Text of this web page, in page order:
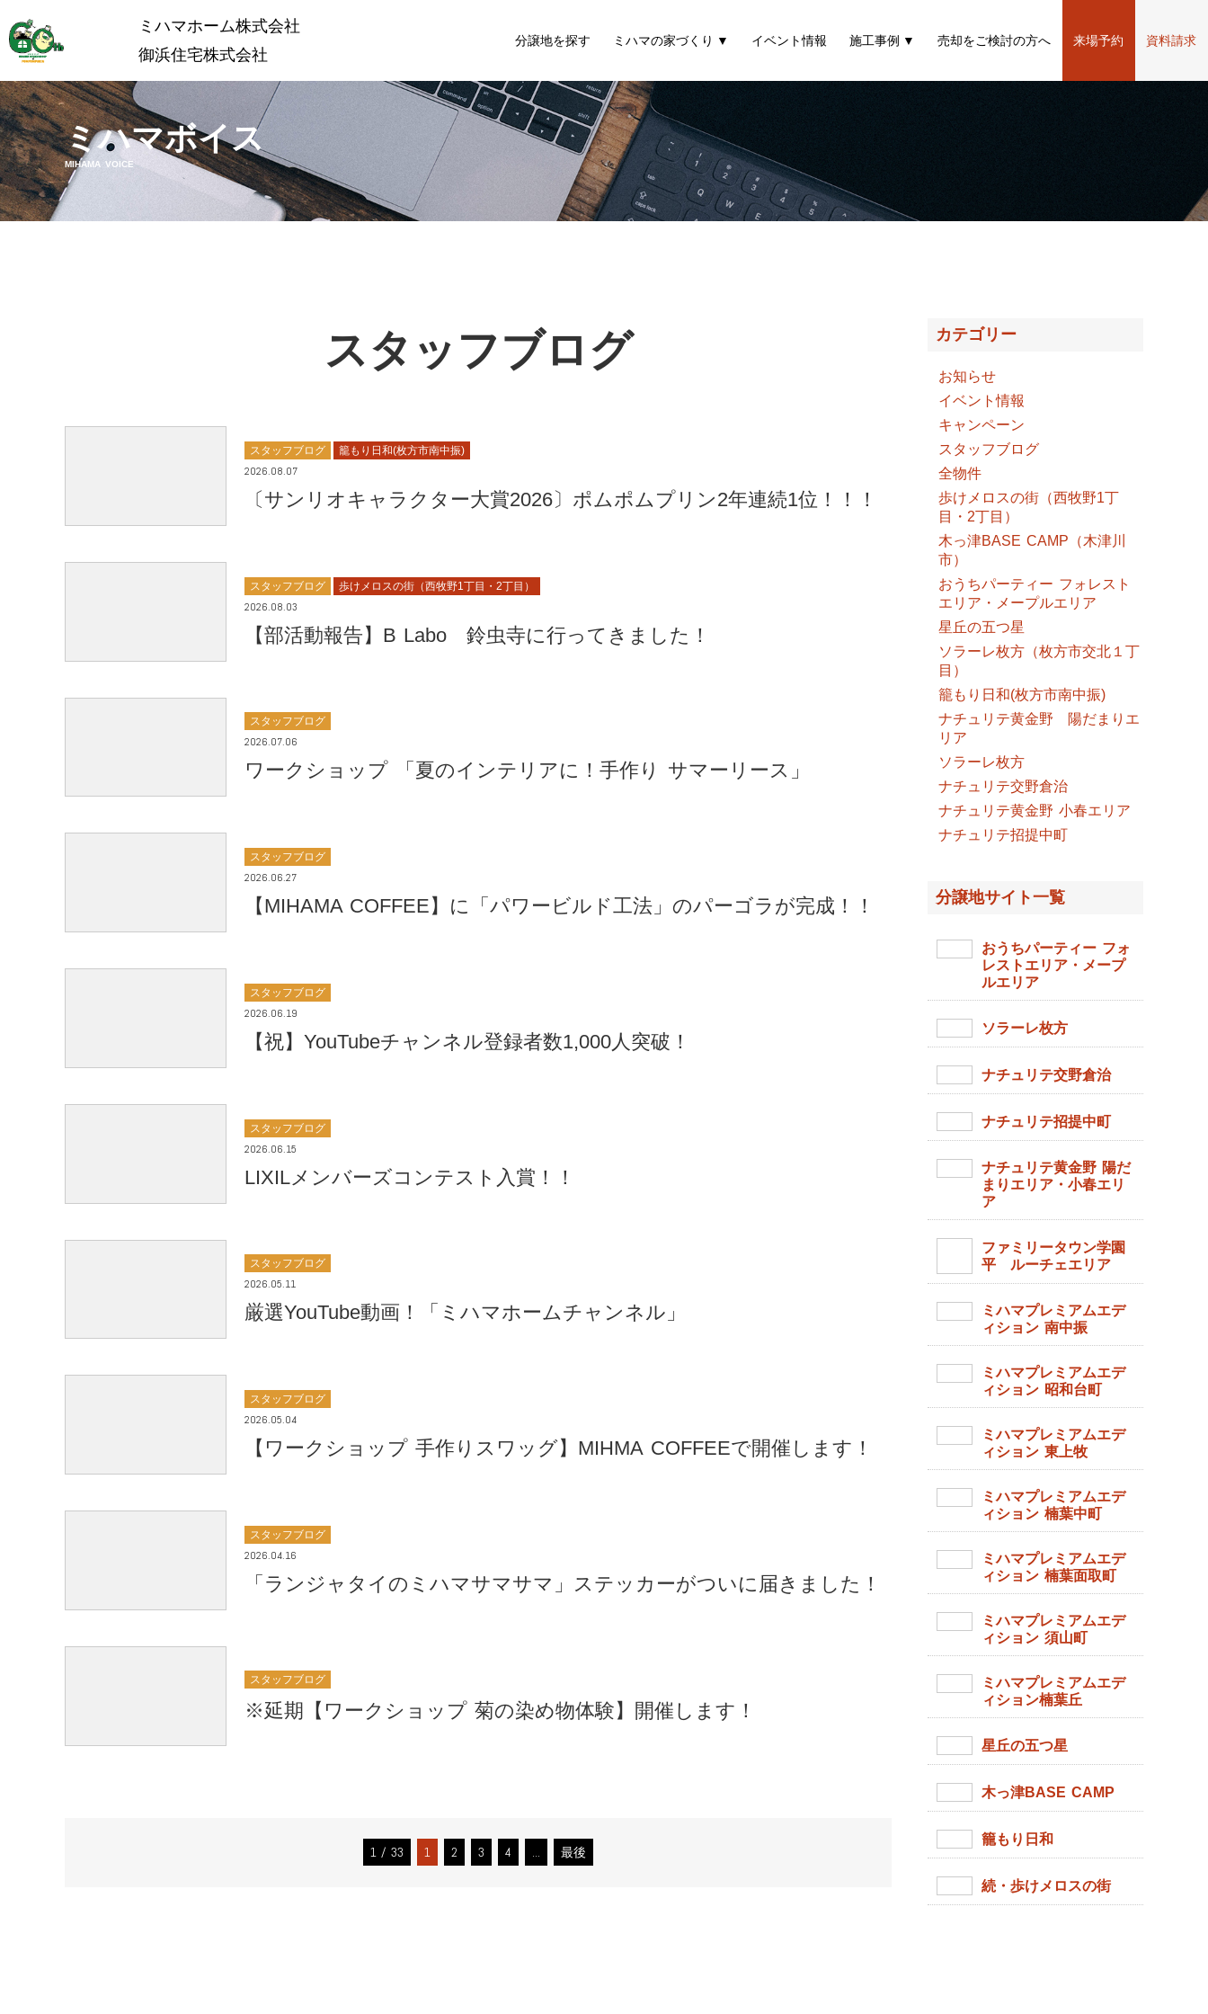
ミハマホーム株式会社
御浜住宅株式会社
分譲地を探す ミハマの家づくり イベント情報 施工事例 売却をご検討の方へ 来場予約 資料請求
ミハマボイス
MIHAMA VOICE
スタッフブログ
スタッフブログ 籠もり日和(枚方市南中振)
2026.08.07
〔サンリオキャラクター大賞2026〕ポムポムプリン2年連続1位！！！
スタッフブログ 歩けメロスの街（西牧野1丁目・2丁目）
2026.08.03
【部活動報告】B Labo 鈴虫寺に行ってきました！
スタッフブログ
2026.07.06
ワークショップ 「夏のインテリアに！手作り サマーリース」
スタッフブログ
2026.06.27
【MIHAMA COFFEE】に「パワービルド工法」のパーゴラが完成！！
スタッフブログ
2026.06.19
【祝】YouTubeチャンネル登録者数1,000人突破！
スタッフブログ
2026.06.15
LIXILメンバーズコンテスト入賞！！
スタッフブログ
2026.05.11
厳選YouTube動画！「ミハマホームチャンネル」
スタッフブログ
2026.05.04
【ワークショップ 手作りスワッグ】MIHMA COFFEEで開催します！
スタッフブログ
2026.04.16
「ランジャタイのミハマサマサマ」ステッカーがついに届きました！
スタッフブログ
※延期【ワークショップ 菊の染め物体験】開催します！
1 / 33 1 2 3 4 ... 最後
カテゴリー
お知らせ
イベント情報
キャンペーン
スタッフブログ
全物件
歩けメロスの街（西牧野1丁
目・2丁目）
木っ津BASE CAMP（木津川
市）
おうちパーティー フォレスト
エリア・メープルエリア
星丘の五つ星
ソラーレ枚方（枚方市交北１丁
目）
籠もり日和(枚方市南中振)
ナチュリテ黄金野 陽だまりエ
リア
ソラーレ枚方
ナチュリテ交野倉治
ナチュリテ黄金野 小春エリア
ナチュリテ招提中町
分譲地サイト一覧
おうちパーティー フォ
レストエリア・メープ
ルエリア
ソラーレ枚方
ナチュリテ交野倉治
ナチュリテ招提中町
ナチュリテ黄金野 陽だ
まりエリア・小春エリ
ア
ファミリータウン学園
平 ルーチェエリア
ミハマプレミアムエデ
ィション 南中振
ミハマプレミアムエデ
ィション 昭和台町
ミハマプレミアムエデ
ィション 東上牧
ミハマプレミアムエデ
ィション 楠葉中町
ミハマプレミアムエデ
ィション 楠葉面取町
ミハマプレミアムエデ
ィション 須山町
ミハマプレミアムエデ
ィション楠葉丘
星丘の五つ星
木っ津BASE CAMP
籠もり日和
続・歩けメロスの街